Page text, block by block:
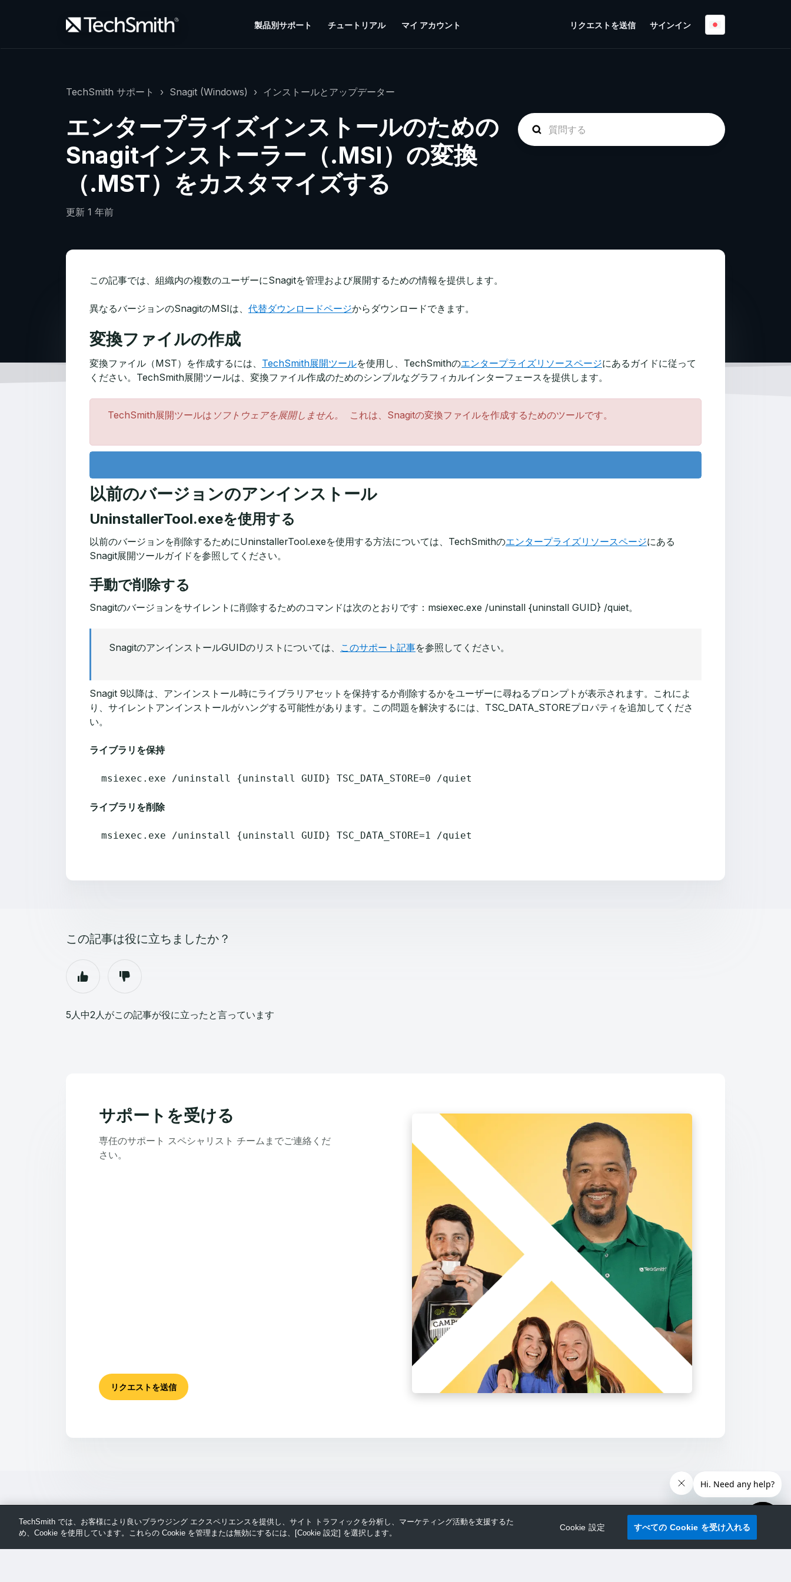
製品別サポート チュートリアル マイ アカウント リクエストを送信 サインイン
TechSmith サポート Snagit (Windows) インストールとアップデーター
エンタープライズインストールのための
Snagitインストーラー（.MSI）の変換
（.MST）をカスタマイズする
更新 1 年前
この記事では、組織内の複数のユーザーにSnagitを管理および展開するための情報を提供します。
異なるバージョンのSnagitのMSIは、 代替ダウンロードページからダウンロードできます。
変換ファイルの作成
変換ファイル（MST）を作成するには、 TechSmith展開ツールを使用し、TechSmithのエンタープライズリソースページにあるガイドに従って
ください。TechSmith展開ツールは、変換ファイル作成のためのシンプルなグラフィカルインターフェースを提供します。
TechSmith展開ツールは ソフトウェアを展開しません。 これは、Snagitの変換ファイルを作成するためのツールです。
以前のバージョンのアンインストール
UninstallerTool.exeを使用する
以前のバージョンを削除するためにUninstallerTool.exeを使用する方法については、TechSmithのエンタープライズリソースページにある
Snagit展開ツールガイドを参照してください。
手動で削除する
Snagitのバージョンをサイレントに削除するためのコマンドは次のとおりです： msiexec.exe /uninstall {uninstall GUID} /quiet。
SnagitのアンインストールGUIDのリストについては、 このサポート記事を参照してください。
Snagit 9以降は、アンインストール時にライブラリアセットを保持するか削除するかをユーザーに尋ねるプロンプトが表示されます。これによ
り、サイレントアンインストールがハングする可能性があります。この問題を解決するには、 TSC_DATA_STOREプロパティを追加してくださ
い。
ライブラリを保持
msiexec.exe /uninstall {uninstall GUID} TSC_DATA_STORE=0 /quiet
ライブラリを削除
msiexec.exe /uninstall {uninstall GUID} TSC_DATA_STORE=1 /quiet
この記事は役に立ちましたか？
5人中2人がこの記事が役に立ったと言っています
サポートを受ける
専任のサポート スペシャリスト チームまでご連絡くだ
さい。
リクエストを送信
TechSmith では、お客様により良いブラウジング エクスペリエンスを提供し、サイト トラフィックを分析し、マーケティング活動を支援するた
め、Cookie を使用しています。これらの Cookie を管理または無効にするには、[Cookie 設定] を選択します。
Cookie 設定 すべての Cookie を受け入れる